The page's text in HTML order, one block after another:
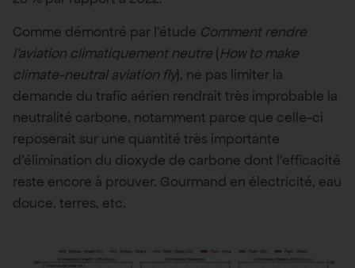
Comme démontré par l’étude Comment rendre
l’aviation climatiquement neutre (How to make
climate-neutral aviation fly), ne pas limiter la
demande du trafic aérien rendrait très improbable la
neutralité carbone, notamment parce que celle-ci
reposerait sur une quantité très importante
d’élimination du dioxyde de carbone dont l’efficacité
reste encore à prouver. Gourmand en électricité, eau
douce, terres, etc.